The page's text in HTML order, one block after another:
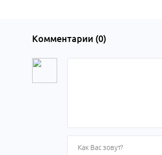
Комментарии (0)